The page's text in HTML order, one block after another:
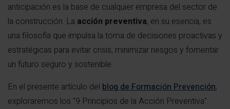
anticipación es la base de cualquier empresa del sector de
la construcción. La acción preventiva, en su esencia, es
una filosofía que impulsa la toma de decisiones proactivas y
estratégicas para evitar crisis, minimizar riesgos y fomentar
un futuro seguro y sostenible.
En el presente artículo del blog de Formación Prevención,
exploraremos los "9 Principios de la Acción Preventiva".